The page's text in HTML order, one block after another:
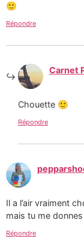
🙂
Répondre
Carnet
Chouette 🙂
Répondre
Il a l’air vraiment
mais tu me
Répondre